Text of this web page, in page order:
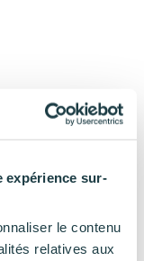
expérience sur-
le contenu
relatives aux
sur notre
et